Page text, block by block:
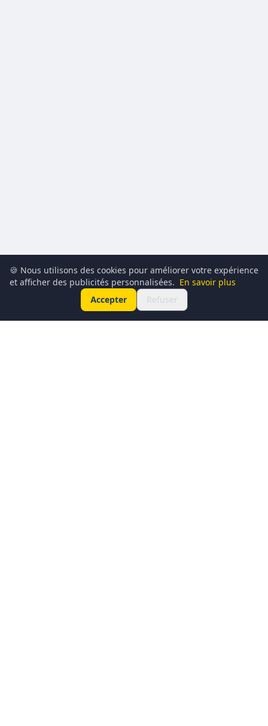
🍪 Nous utilisons des cookies pour améliorer votre expérience
et afficher des publicités personnalisées. En savoir plus
Accepter
Refuser